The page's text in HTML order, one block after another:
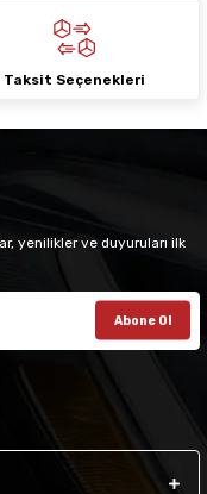
Taksit Seçenekleri
yenilikler ve duyuruları ilk
Abone Ol